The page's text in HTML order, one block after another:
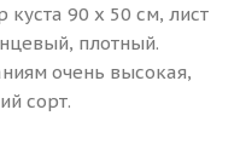
куста 90 х 50 см, лист
плотный.
очень высокая,
сорт.